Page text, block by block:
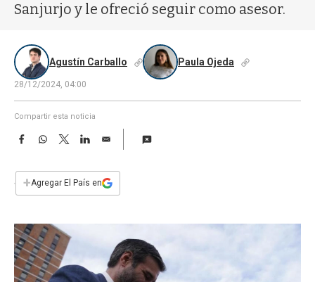
Sanjurjo y le ofreció seguir como asesor.
Agustín Carballo Paula Ojeda
28/12/2024, 04:00
Compartir esta noticia
F
e
b
k
W
s
p
T
w
t
L
E
i
l
+Agregar El País en